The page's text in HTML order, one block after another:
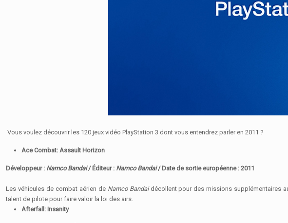
Vous voulez découvrir les 120 jeux vidéo PlayStation 3 dont vous entendrez parler en 2011 ?
Ace Combat: Assault Horizon
Développeur : Namco Bandai/ Éditeur : Namco Bandai/ Date de sortie européenne : 2011
Les véhicules de combat aérien de Namco Bandai décollent pour des missions supplémentaires
talent de pilote pour faire valoir la loi des airs.
Afterfall: Insanity